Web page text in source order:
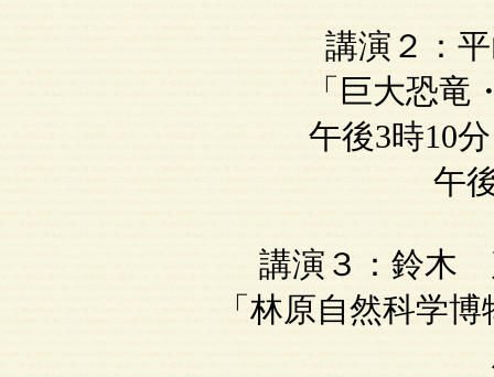
講演２：平
「巨大恐竜・竜
午後3時10
午
講演３：鈴木 茂
「林原自然科学博物館